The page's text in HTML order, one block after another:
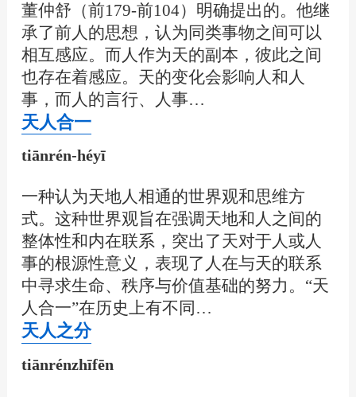
董仲舒（前179-前104）明确提出的。他继
承了前人的思想，认为同类事物之间可以
相互感应。而人作为天的副本，彼此之间
也存在着感应。天的变化会影响人和人
事，而人的言行、人事…
天人合一
tiānrén-héyī
一种认为天地人相通的世界观和思维方
式。这种世界观旨在强调天地和人之间的
整体性和内在联系，突出了天对于人或人
事的根源性意义，表现了人在与天的联系
中寻求生命、秩序与价值基础的努力。“天
人合一”在历史上有不同…
天人之分
tiānrénzhīfēn